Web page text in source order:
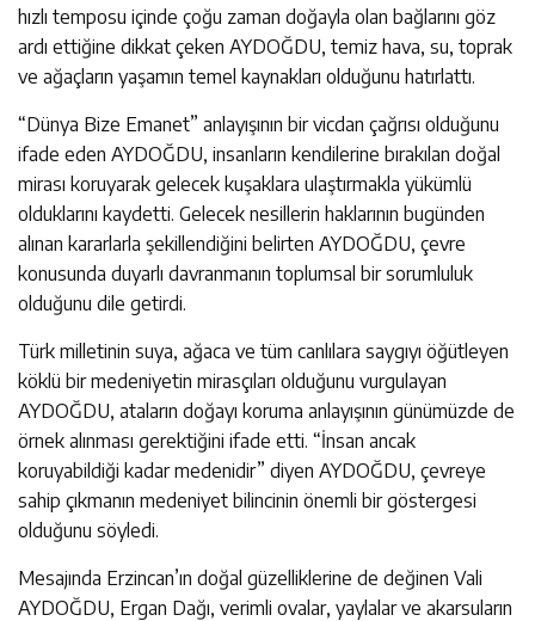
hızlı temposu içinde çoğu zaman doğayla olan bağlarını göz
ardı ettiğine dikkat çeken AYDOĞDU, temiz hava, su, toprak
ve ağaçların yaşamın temel kaynakları olduğunu hatırlattı.
“Dünya Bize Emanet” anlayışının bir vicdan çağrısı olduğunu
ifade eden AYDOĞDU, insanların kendilerine bırakılan doğal
mirası koruyarak gelecek kuşaklara ulaştırmakla yükümlü
olduklarını kaydetti. Gelecek nesillerin haklarının bugünden
alınan kararlarla şekillendiğini belirten AYDOĞDU, çevre
konusunda duyarlı davranmanın toplumsal bir sorumluluk
olduğunu dile getirdi.
Türk milletinin suya, ağaca ve tüm canlılara saygıyı öğütleyen
köklü bir medeniyetin mirasçıları olduğunu vurgulayan
AYDOĞDU, ataların doğayı koruma anlayışının günümüzde de
örnek alınması gerektiğini ifade etti. “İnsan ancak
koruyabildiği kadar medenidir” diyen AYDOĞDU, çevreye
sahip çıkmanın medeniyet bilincinin önemli bir göstergesi
olduğunu söyledi.
Mesajında Erzincan’ın doğal güzelliklerine de değinen Vali
AYDOĞDU, Ergan Dağı, verimli ovalar, yaylalar ve akarsuların